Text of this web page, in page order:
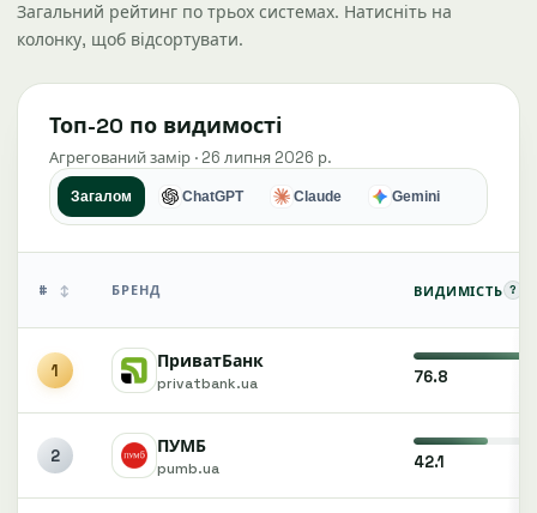
Загальний рейтинг по трьох системах. Натисніть на
колонку, щоб відсортувати.
Топ-20 по видимості
Агрегований замір · 26 липня 2026 р.
Загалом ChatGPT Claude Gemini
# ↕ БРЕНД ВИДИМІСТЬ ?
1 ПриватБанк
privatbank.ua 76.8
2 ПУМБ
pumb.ua 42.1